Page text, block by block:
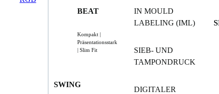
BEAT
Kompakt |
Präsentationsstark
| Slim Fit
SWING
IN MOULD
LABELING (IML)
SIEB- UND
TAMPONDRUCK
DIGITALER